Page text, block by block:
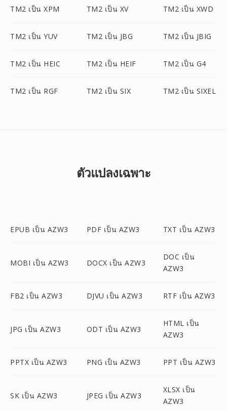
TM2 เป็น XPM TM2 เป็น XV TM2 เป็น XWD
TM2 เป็น YUV TM2 เป็น JBG TM2 เป็น JBIG
TM2 เป็น HEIC TM2 เป็น HEIF TM2 เป็น G4
TM2 เป็น RGF TM2 เป็น SIX TM2 เป็น SIXEL
ตัวแปลงเฉพาะ
EPUB เป็น AZW3 PDF เป็น AZW3 TXT เป็น AZW3
MOBI เป็น AZW3 DOCX เป็น AZW3
DOC เป็น
AZW3
FB2 เป็น AZW3 DJVU เป็น AZW3 RTF เป็น AZW3
JPG เป็น AZW3 ODT เป็น AZW3
HTML เป็น
AZW3
PPTX เป็น AZW3 PNG เป็น AZW3 PPT เป็น AZW3
SK เป็น AZW3 JPEG เป็น AZW3
XLSX เป็น
AZW3